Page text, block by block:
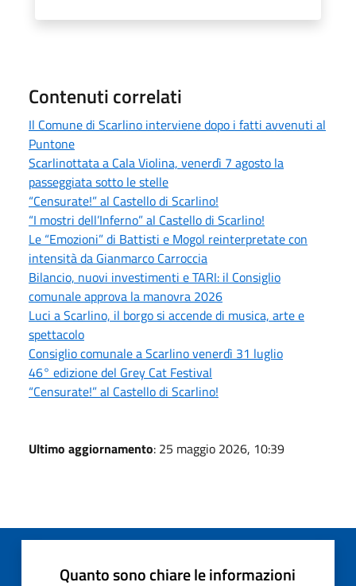
Contenuti correlati
Il Comune di Scarlino interviene dopo i fatti avvenuti al
Puntone
Scarlinottata a Cala Violina, venerdì 7 agosto la
passeggiata sotto le stelle
“Censurate!” al Castello di Scarlino!
“I mostri dell’Inferno” al Castello di Scarlino!
Le “Emozioni” di Battisti e Mogol reinterpretate con
intensità da Gianmarco Carroccia
Bilancio, nuovi investimenti e TARI: il Consiglio
comunale approva la manovra 2026
Luci a Scarlino, il borgo si accende di musica, arte e
spettacolo
Consiglio comunale a Scarlino venerdì 31 luglio
46° edizione del Grey Cat Festival
“Censurate!” al Castello di Scarlino!
Ultimo aggiornamento: 25 maggio 2026, 10:39
Quanto sono chiare le informazioni